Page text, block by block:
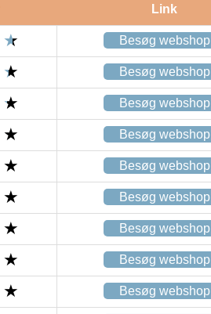
Link
Besøg webshop
Besøg webshop
Besøg webshop
Besøg webshop
Besøg webshop
Besøg webshop
Besøg webshop
Besøg webshop
Besøg webshop